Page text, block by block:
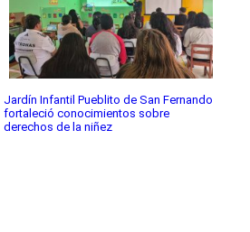
Jardín Infantil Pueblito de San Fernando
fortaleció conocimientos sobre
derechos de la niñez